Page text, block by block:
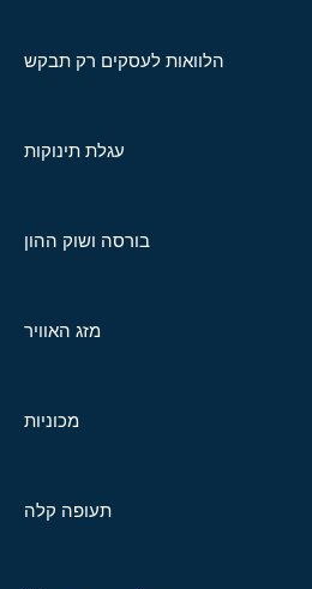
הלוואות לעסקים רק תבקש
עגלת תינוקות
בורסה ושוק ההון
מזג האוויר
מכוניות
תעופה קלה